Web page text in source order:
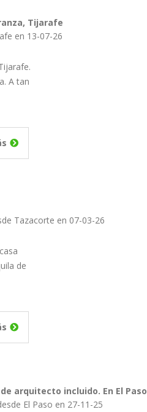
Tijarafe
desde Tijarafe en 13-07-26
A tan
Tazacorte en 07-03-26
de
arquitecto incluido. En El Paso
El Paso en 27-11-25